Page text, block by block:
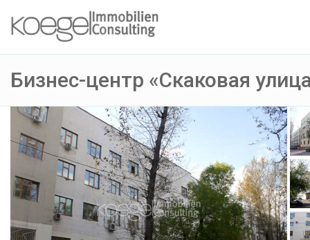
Бизнес-центр «Скаковая